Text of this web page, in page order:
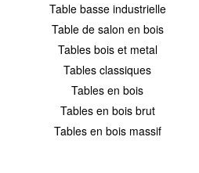
Table basse industrielle
Table de salon en bois
Tables bois et metal
Tables classiques
Tables en bois
Tables en bois brut
Tables en bois massif